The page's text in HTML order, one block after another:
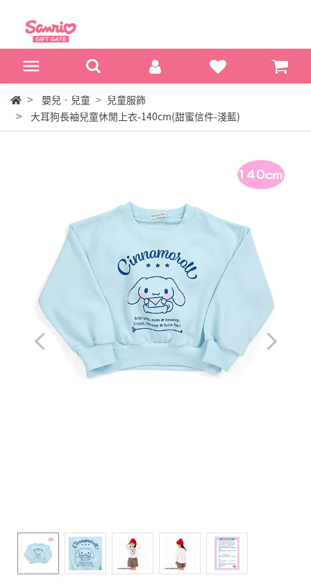
嬰兒‧兒童
兒童服飾
大耳狗長袖兒童休閒上衣-140cm(甜蜜信件-淺藍)